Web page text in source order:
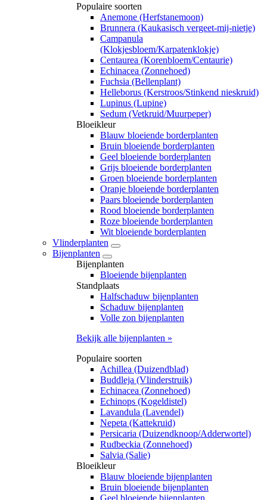
Populaire soorten
Anemone (Herfstanemoon)
Brunnera (Kaukasisch vergeet-mij-nietje)
Campanula
(Klokjesbloem/Karpatenklokje)
Centaurea (Korenbloem/Centaurie)
Echinacea (Zonnehoed)
Fuchsia (Bellenplant)
Helleborus (Kerstroos/Stinkend nieskruid)
Lupinus (Lupine)
Sedum (Vetkruid/Muurpeper)
Bloeikleur
Blauw bloeiende borderplanten
Bruin bloeiende borderplanten
Geel bloeiende borderplanten
Grijs bloeiende borderplanten
Groen bloeiende borderplanten
Oranje bloeiende borderplanten
Paars bloeiende borderplanten
Rood bloeiende borderplanten
Roze bloeiende borderplanten
Wit bloeiende borderplanten
Vlinderplanten
Bijenplanten
Bijenplanten
Bloeiende bijenplanten
Standplaats
Halfschaduw bijenplanten
Schaduw bijenplanten
Volle zon bijenplanten
Bekijk alle bijenplanten »
Populaire soorten
Achillea (Duizendblad)
Buddleja (Vlinderstruik)
Echinacea (Zonnehoed)
Echinops (Kogeldistel)
Lavandula (Lavendel)
Nepeta (Kattekruid)
Persicaria (Duizendknoop/Adderwortel)
Rudbeckia (Zonnehoed)
Salvia (Salie)
Bloeikleur
Blauw bloeiende bijenplanten
Bruin bloeiende bijenplanten
Geel bloeiende bijenplanten